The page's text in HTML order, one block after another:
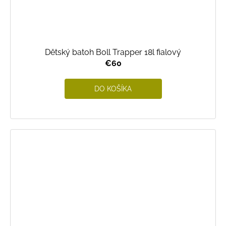
Dětský batoh Boll Trapper 18l fialový
€60
DO KOŠÍKA